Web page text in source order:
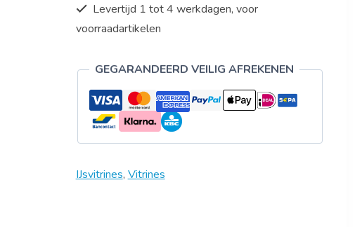
Levertijd 1 tot 4 werkdagen, voor
voorraadartikelen
GEGARANDEERD VEILIG AFREKENEN
IJsvitrines, Vitrines